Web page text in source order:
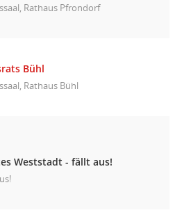
Rathaus Pfrondorf
Bühl
Rathaus Bühl
Weststadt - fällt aus!